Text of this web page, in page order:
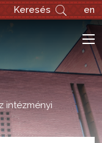
Keresés en
intézményi